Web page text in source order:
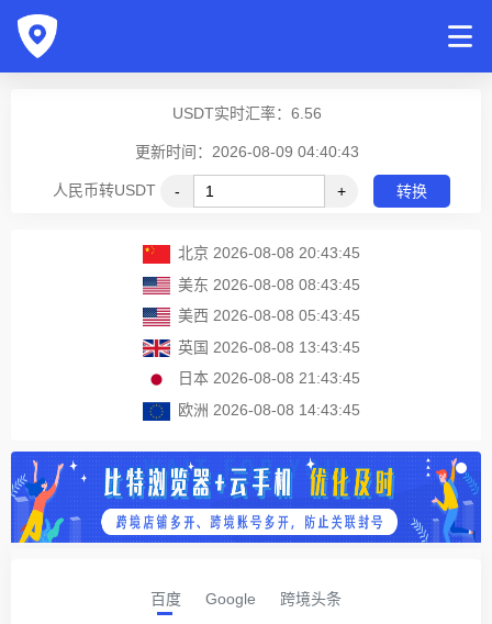
USDT实时汇率： 6.56
更新时间：2026-08-09 04:40:43
人民币转USDT - + 转换
北京 2026-08-08 20:43:45
美东 2026-08-08 08:43:45
美西 2026-08-08 05:43:45
英国 2026-08-08 13:43:45
日本 2026-08-08 21:43:45
欧洲 2026-08-08 14:43:45
百度 Google 跨境头条